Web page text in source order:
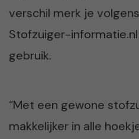
verschil merk je
Stofzuiger-
gebruik.
“Met een gewone
makkelijker in alle